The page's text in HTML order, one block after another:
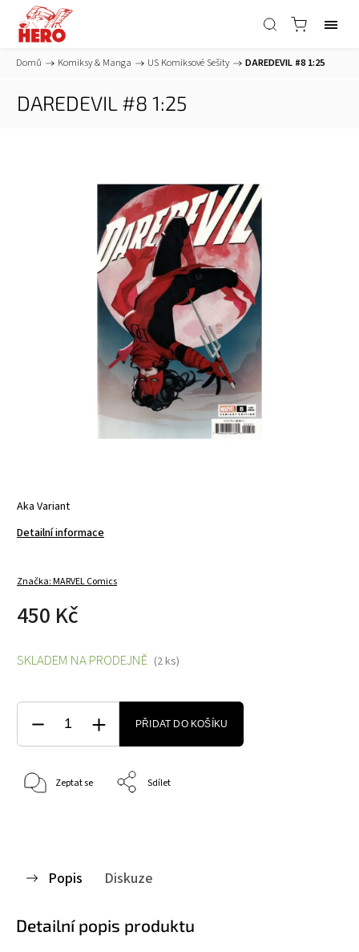
Domů / Komiksy & Manga / US Komiksové Sešity / DAREDEVIL #8 1:25
DAREDEVIL #8 1:25
Aka Variant
Detailní informace
Značka:MARVEL Comics
450 Kč
SKLADEM NA PRODEJNĚ (2 ks)
PŘIDAT DO KOŠÍKU
Zeptat se Sdílet
Popis Diskuze
Detailní popis produktu